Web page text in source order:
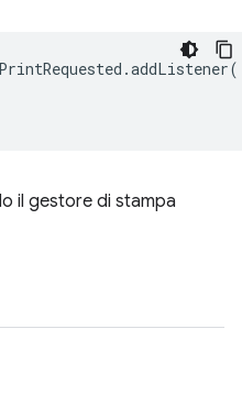
.addListener(
il gestore di stampa